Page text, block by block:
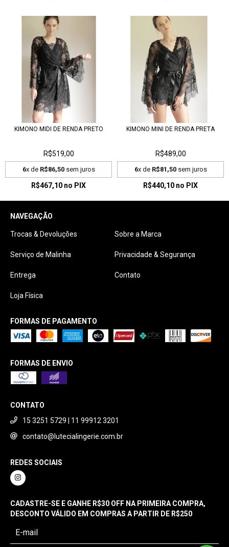
KIMONO MIDI DE RENDA PRETO
R$519,00
6x de R$86,50sem juros
R$467,10 no PIX
KIMONO MINI DE RENDA PRETA
R$489,00
6x de R$81,50sem juros
R$440,10 no PIX
NAVEGAÇÃO
Trocas & Devoluções Sobre a Marca
Serviço de Malinha Privacidade & Segurança
Entrega Contato
Loja Física
FORMAS DE PAGAMENTO
FORMAS DE ENVIO
CONTATO
15 3251 5729 | 11 99912 3201
contato@lutecialingerie.com.br
REDES SOCIAIS
CADASTRE-SE E GANHE R$30 OFF NA PRIMEIRA COMPRA,
DESCONTO VÁLIDO EM COMPRAS A PARTIR DE R$250